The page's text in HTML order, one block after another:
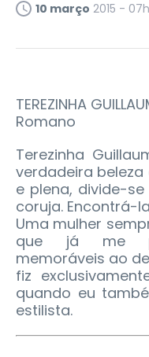
10 março 2015 -
TEREZINHA
Romano
Terezinha
verdadeira beleza
e plena, divide-
coruja. Encontrá-
Uma mulher
que já me
memoráveis ao
fiz
quando eu
estilista.